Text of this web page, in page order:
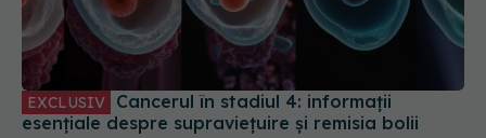
EXCLUSIV
esențiale despre supraviețuire și remisia bolii